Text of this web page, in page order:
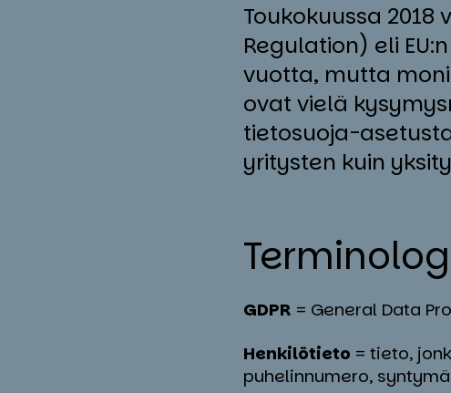
Toukokuussa
Regulation) eli
vuotta, mutta
ovat vielä
tietosuoja-
yritysten kuin
GDPR = General Data
Henkilötieto = tieto,
puhelinnumero,